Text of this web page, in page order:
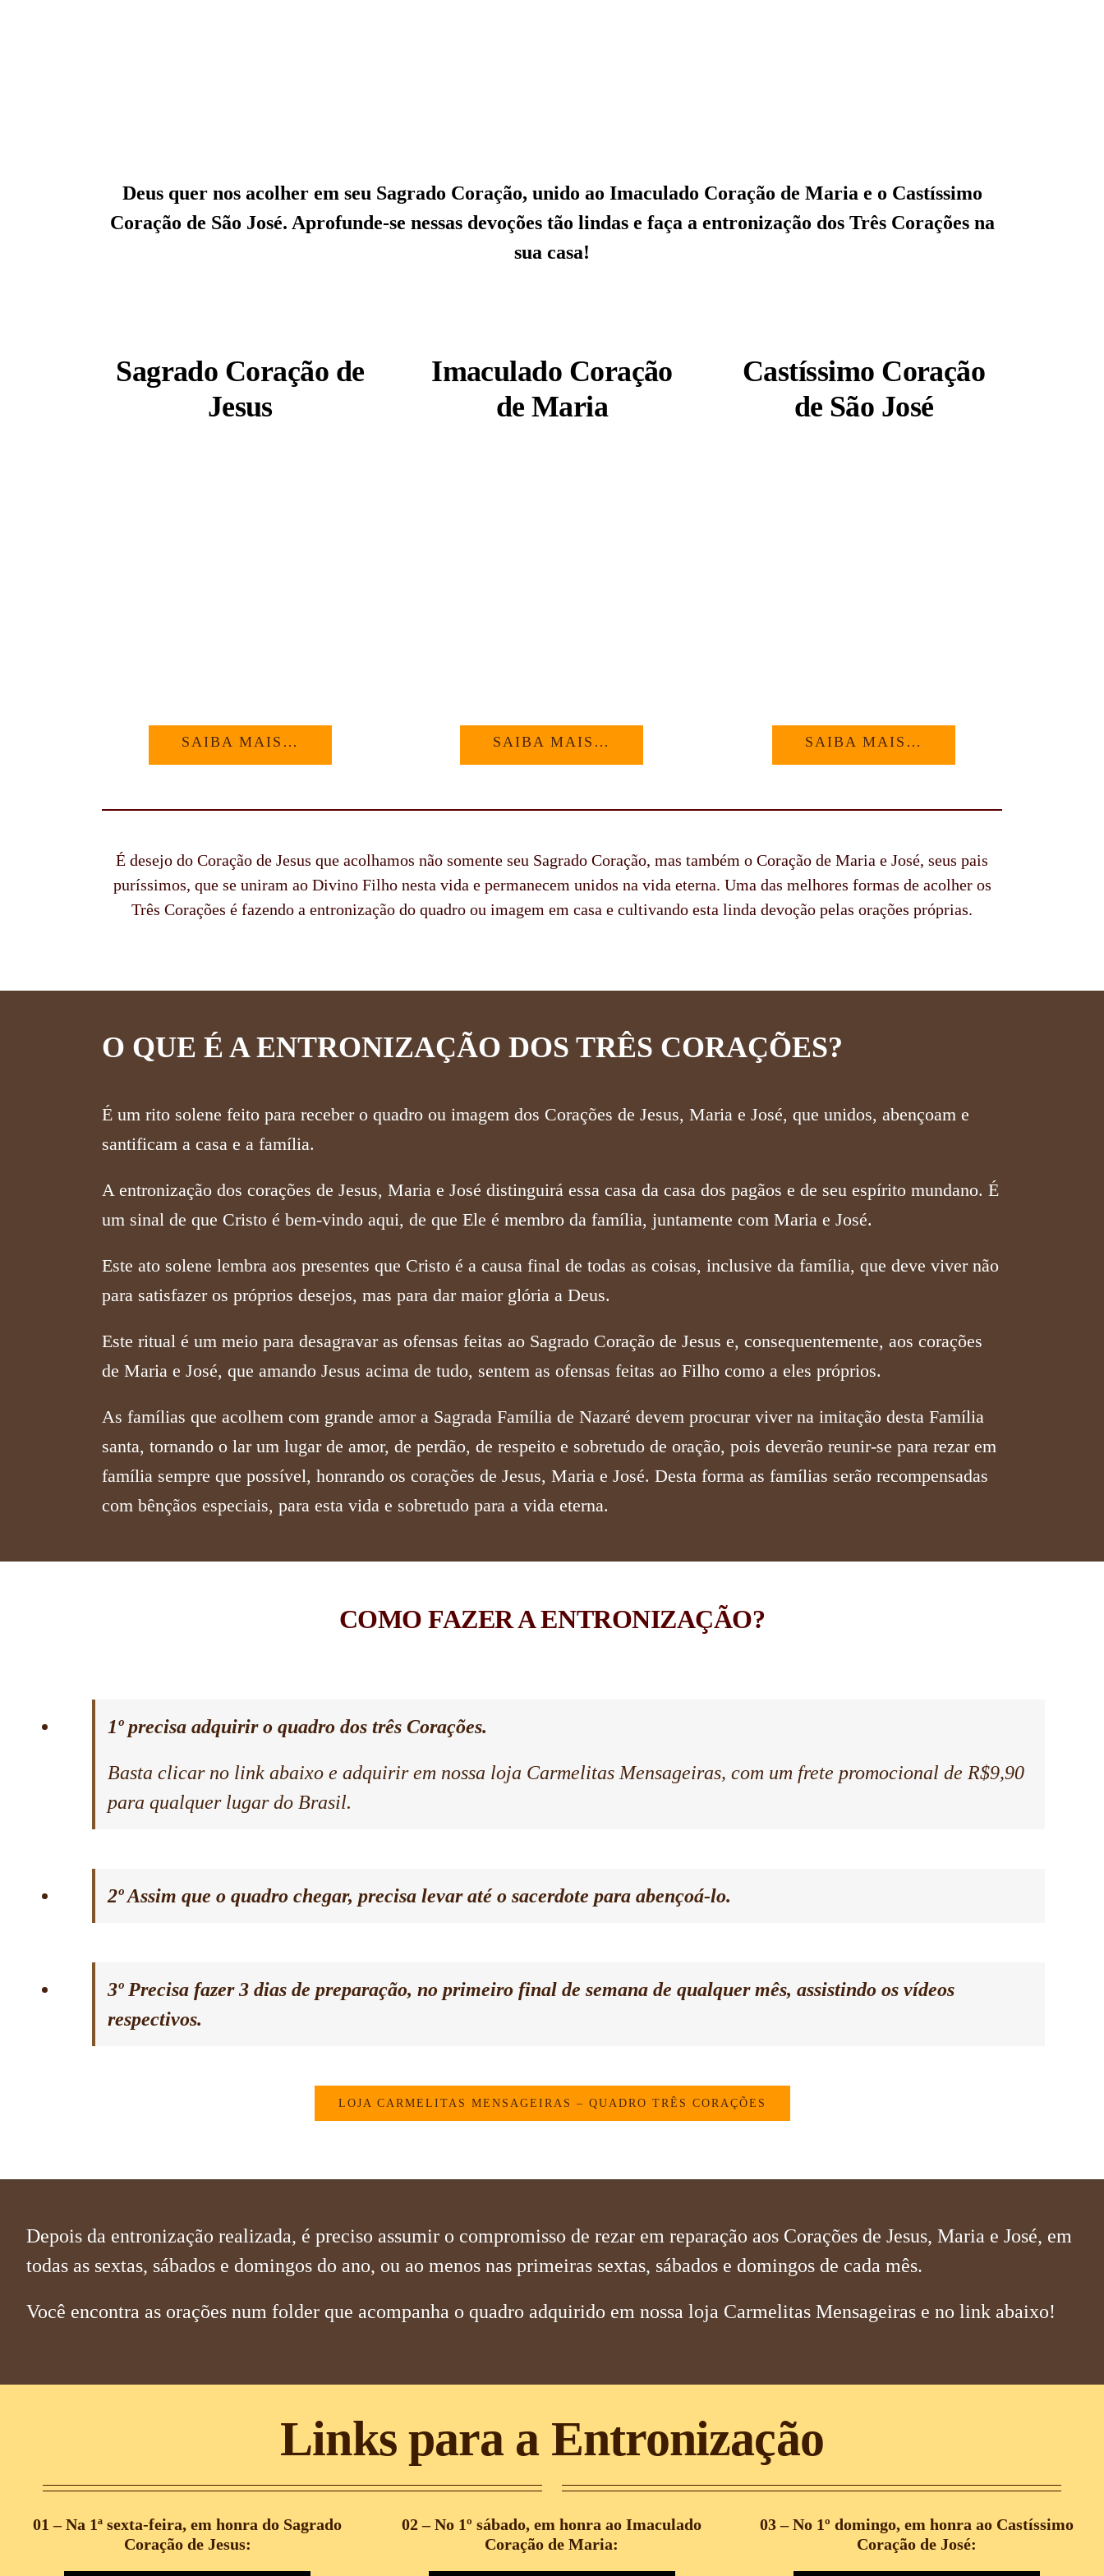
Deus quer nos acolher em seu Sagrado Coração, unido ao Imaculado Coração de Maria e o Castíssimo
Coração de São José. Aprofunde-se nessas devoções tão lindas e faça a entronização dos Três Corações na
sua casa!
Sagrado Coração de
Jesus
SAIBA MAIS…
Imaculado Coração
de Maria
SAIBA MAIS…
Castíssimo Coração
de São José
SAIBA MAIS…
É desejo do Coração de Jesus que acolhamos não somente seu Sagrado Coração, mas também o Coração de Maria e José, seus pais
puríssimos, que se uniram ao Divino Filho nesta vida e permanecem unidos na vida eterna. Uma das melhores formas de acolher os
Três Corações é fazendo a entronização do quadro ou imagem em casa e cultivando esta linda devoção pelas orações próprias.
O QUE É A ENTRONIZAÇÃO DOS TRÊS CORAÇÕES?
É um rito solene feito para receber o quadro ou imagem dos Corações de Jesus, Maria e José, que unidos, abençoam e
santificam a casa e a família.
A entronização dos corações de Jesus, Maria e José distinguirá essa casa da casa dos pagãos e de seu espírito mundano. É
um sinal de que Cristo é bem-vindo aqui, de que Ele é membro da família, juntamente com Maria e José.
Este ato solene lembra aos presentes que Cristo é a causa final de todas as coisas, inclusive da família, que deve viver não
para satisfazer os próprios desejos, mas para dar maior glória a Deus.
Este ritual é um meio para desagravar as ofensas feitas ao Sagrado Coração de Jesus e, consequentemente, aos corações
de Maria e José, que amando Jesus acima de tudo, sentem as ofensas feitas ao Filho como a eles próprios.
As famílias que acolhem com grande amor a Sagrada Família de Nazaré devem procurar viver na imitação desta Família
santa, tornando o lar um lugar de amor, de perdão, de respeito e sobretudo de oração, pois deverão reunir-se para rezar em
família sempre que possível, honrando os corações de Jesus, Maria e José. Desta forma as famílias serão recompensadas
com bênçãos especiais, para esta vida e sobretudo para a vida eterna.
COMO FAZER A ENTRONIZAÇÃO?
1º precisa adquirir o quadro dos três Corações.
Basta clicar no link abaixo e adquirir em nossa loja Carmelitas Mensageiras, com um frete promocional de R$9,90
para qualquer lugar do Brasil.
2º Assim que o quadro chegar, precisa levar até o sacerdote para abençoá-lo.
3º Precisa fazer 3 dias de preparação, no primeiro final de semana de qualquer mês, assistindo os vídeos
respectivos.
LOJA CARMELITAS MENSAGEIRAS – QUADRO TRÊS CORAÇÕES
Depois da entronização realizada, é preciso assumir o compromisso de rezar em reparação aos Corações de Jesus, Maria e José, em
todas as sextas, sábados e domingos do ano, ou ao menos nas primeiras sextas, sábados e domingos de cada mês.
Você encontra as orações num folder que acompanha o quadro adquirido em nossa loja Carmelitas Mensageiras e no link abaixo!
Links para a Entronização
01 – Na 1ª sexta-feira, em honra do Sagrado
Coração de Jesus:
02 – No 1º sábado, em honra ao Imaculado
Coração de Maria:
03 – No 1º domingo, em honra ao Castíssimo
Coração de José: